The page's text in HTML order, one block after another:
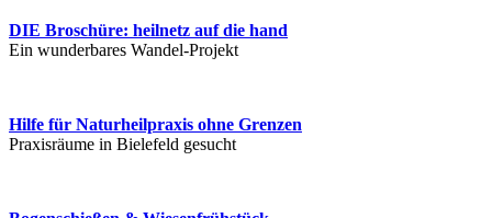
DIE Broschüre: heilnetz auf die hand
Ein wunderbares Wandel-Projekt
Hilfe für Naturheilpraxis ohne Grenzen
Praxisräume in Bielefeld gesucht